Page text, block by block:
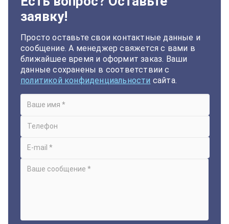
заявку!
Просто оставьте свои контактные данные и
сообщение. А менеджер свяжется с вами в
ближайшее время и оформит заказ. Ваши
данные сохранены в соответствии с
политикой конфиденциальности сайта.